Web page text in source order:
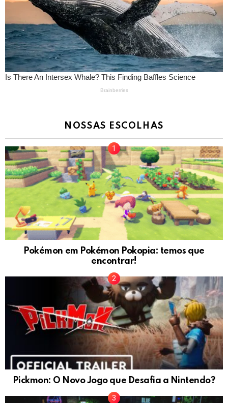
NOSSAS ESCOLHAS
Pokémon em Pokémon Pokopia: temos que
encontrar!
Pickmon: O Novo Jogo que Desafia a Nintendo?